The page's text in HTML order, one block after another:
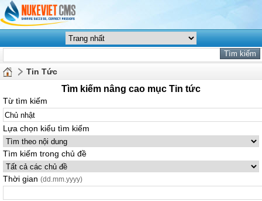
Tin Tức
Tìm kiếm nâng cao mục Tin tức
Từ tìm kiếm
Lựa chọn kiểu tìm kiếm
Tìm kiếm trong chủ đề
Thời gian (dd.mm.yyyy)